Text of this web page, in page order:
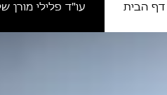
עו"ד פלילי מורן דף הבית